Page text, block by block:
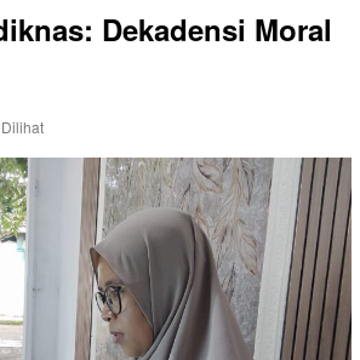
Dekadensi Moral